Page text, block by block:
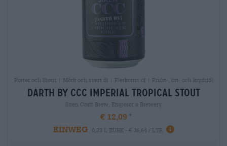
Porter och Stout | Mörk och svart öl | Flerkorns öl | Frukt-, ört- och kryddöl
darth by ccc imperial tropical stout
Siren Craft Brew, Emperor´s Brewery
€ 12,09
EINWEG
0,33 L BURK - € 36,64 / LTR